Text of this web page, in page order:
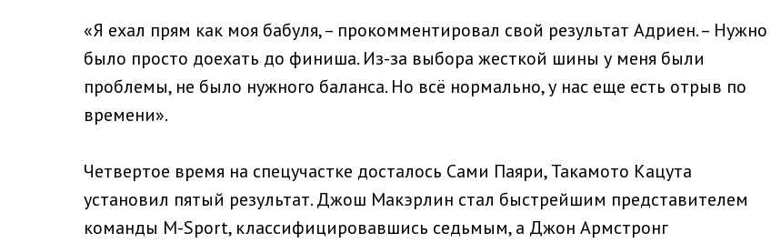
«Я ехал прям как моя бабуля, – прокомментировал свой результат Адриен. – Нужно
было просто доехать до финиша. Из-за выбора жесткой шины у меня были
проблемы, не было нужного баланса. Но всё нормально, у нас еще есть отрыв по
времени».
Четвертое время на спецучастке досталось Сами Паяри, Такамото Кацута
установил пятый результат. Джош Макэрлин стал быстрейшим представителем
команды M-Sport, классифицировавшись седьмым, а Джон Армстронг